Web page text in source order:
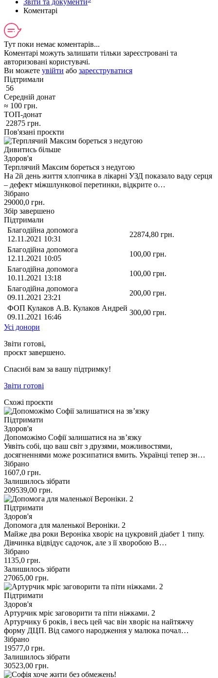
Коментарі
Тут поки немає коментарів...
Коментарі можуть залишати тільки зареєстровані та
авторизовані користувачі.
Ви можете увійти або зареєструватися
Підтримали
56
Середній донат
≈ 100 грн.
ТОП-донат
22875 грн.
Пов'язані проєкти
Дивитись більше
Здоров'я
Терплячий Максим бореться з недугою
На 2й день життя хлопчика в лікарні УЗД показало ваду серця
– дефект міжшлункової перетинки, відкрите о…
Зібрано
29000,0 грн.
Збір завершено
Підтримали
Благодійна допомога
12.11.2021 10:31
22874,80 грн.
Благодійна допомога
12.11.2021 10:05
100,00 грн.
Благодійна допомога
10.11.2021 13:18
100,00 грн.
Благодійна допомога
09.11.2021 23:21
200,00 грн.
ФОП Кулаков А.В. Кулаков Андрей
09.11.2021 16:46
300,00 грн.
Усі донори
Звіти готові,
проєкт завершено.
Спасибі вам за вашу підтримку!
Звіти готові
Схожі проєкти
Підтримати
Здоров'я
Допоможімо Софії залишатися на зв’язку
Уявіть собі, що ваш світ з друзями, можливостями,
досягненнями може розсипатися вмить. Українці тепер зн…
Зібрано
1607,0 грн.
Залишилось зібрати
209539,00 грн.
Підтримати
Здоров'я
Допомога для маленької Вероніки. 2
Майже два роки Вероніка хворіє на цукровий діабет 1 типу.
Дівчинка відвідує садочок, але з її хворобою В…
Зібрано
1135,0 грн.
Залишилось зібрати
27065,00 грн.
Підтримати
Здоров'я
Артурчик мріє заговорити та піти ніжками. 2
Артурчику 6 років, і весь цей час він хворіє на найтяжчу
форму ДЦП. Від самого народження у малюка почал…
Зібрано
19577,0 грн.
Залишилось зібрати
30523,00 грн.